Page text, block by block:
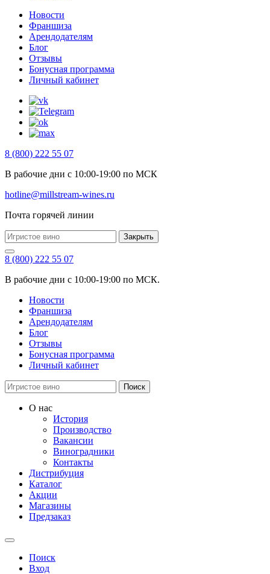
Новости
Франшиза
Арендодателям
Блог
Отзывы
Бонусная программа
Личный кабинет
8 (800) 222 55 07
В рабочие дни с 10:00-19:00 по МСК
hotline@millstream-wines.ru
Почта горячей линии
Закрыть
8 (800) 222 55 07
В рабочие дни с 10:00-19:00 по МСК.
Новости
Франшиза
Арендодателям
Блог
Отзывы
Бонусная программа
Личный кабинет
Поиск
О нас
История
Производство
Вакансии
Виноградники
Контакты
Дистрибуция
Каталог
Акции
Магазины
Предзаказ
Поиск
Вход